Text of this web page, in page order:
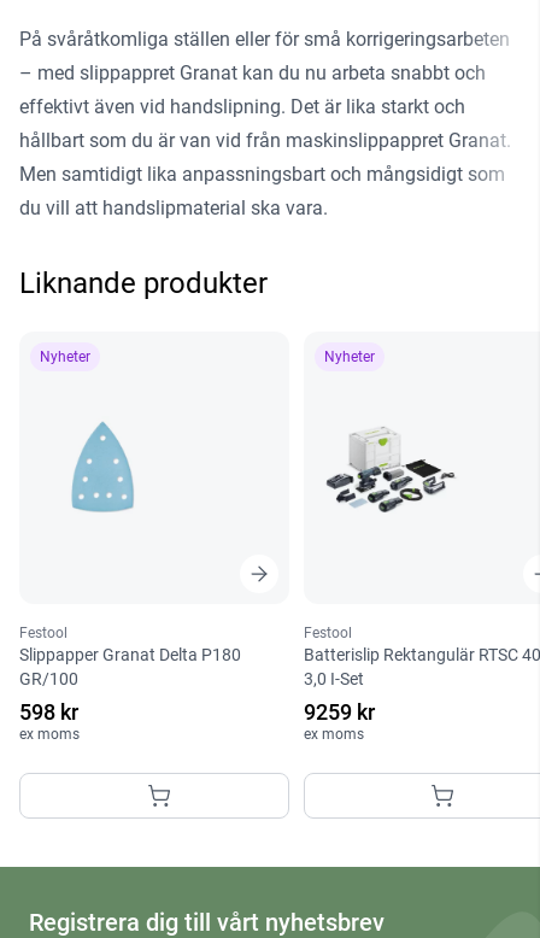
På svåråtkomliga ställen eller för små korrigeringsarbeten
– med slippappret Granat kan du nu arbeta snabbt och
effektivt även vid handslipning. Det är lika starkt och
hållbart som du är van vid från maskinslippappret Granat.
Men samtidigt lika anpassningsbart och mångsidigt som
du vill att handslipmaterial ska vara.
Liknande produkter
Nyheter
Festool
Slippapper Granat Delta P180
GR/100
598 kr
ex moms
Nyheter
Festool
Batterislip Rektangulär RTSC
3,0 I-Set
9259 kr
ex moms
Registrera dig till vårt nyhetsbrev